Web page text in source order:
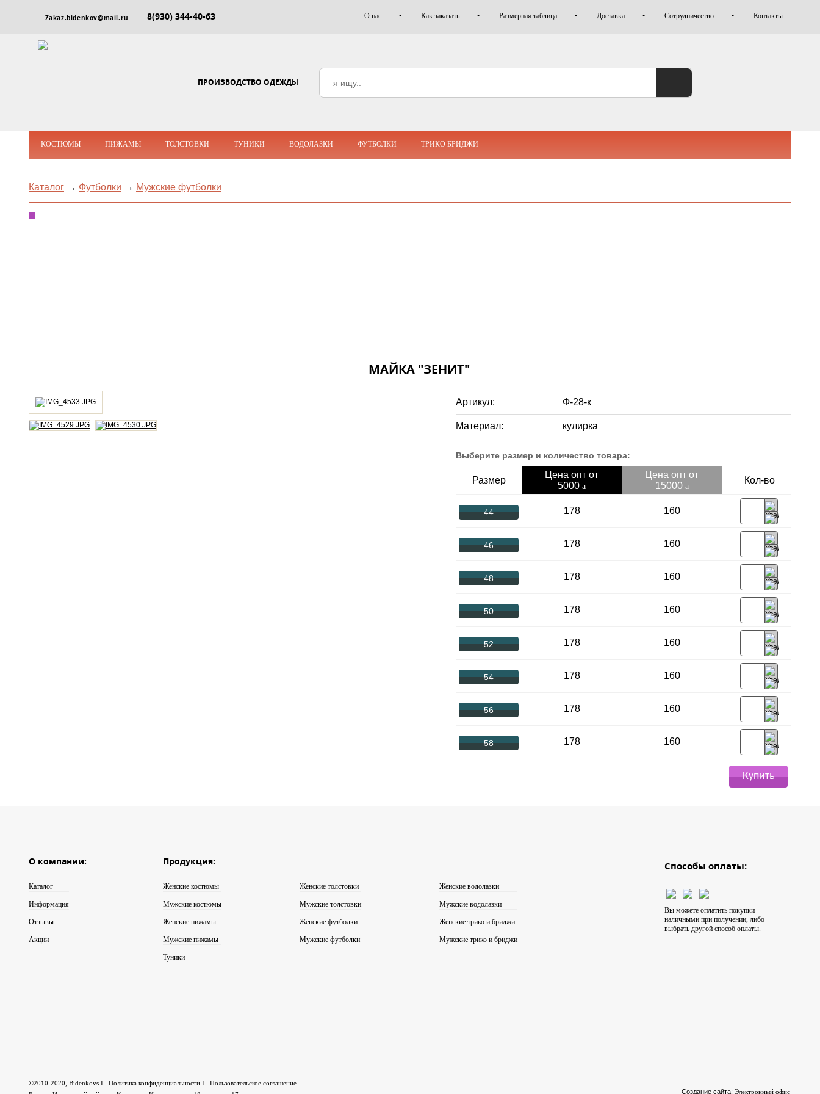
Zakaz.bidenkov@mail.ru 8(930) 344-40-63 О нас Как заказать Размерная таблица Доставка Сотрудничество Контакты
ПРОИЗВОДСТВО ОДЕЖДЫ
КОСТЮМЫ ПИЖАМЫ ТОЛСТОВКИ ТУНИКИ ВОДОЛАЗКИ ФУТБОЛКИ ТРИКО БРИДЖИ
Каталог → Футболки → Мужские футболки
МАЙКА "ЗЕНИТ"
Артикул: Ф-28-к
Материал: кулирка
Выберите размер и количество товара:
Размер
Цена опт от
5000 a
Цена опт от
15000 a
Кол-во
44 178 160
46 178 160
48 178 160
50 178 160
52 178 160
54 178 160
56 178 160
58 178 160
Купить
О компании:
Каталог
Информация
Отзывы
Акции
Продукция:
Женские костюмы
Мужские костюмы
Женские пижамы
Мужские пижамы
Туники
Женские толстовки
Мужские толстовки
Женские футболки
Мужские футболки
Женские водолазки
Мужские водолазки
Женские трико и бриджи
Мужские трико и бриджи
Способы оплаты:
Вы можете оплатить покупки
наличными при получении, либо
выбрать другой способ оплаты.
©2010-2020, Bidenkovs I Политика конфиденциальности I
Пользовательское соглашение
Создание сайта: Электронный офис